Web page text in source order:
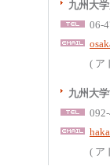
九州大
06-
( ア
九州大
( ア